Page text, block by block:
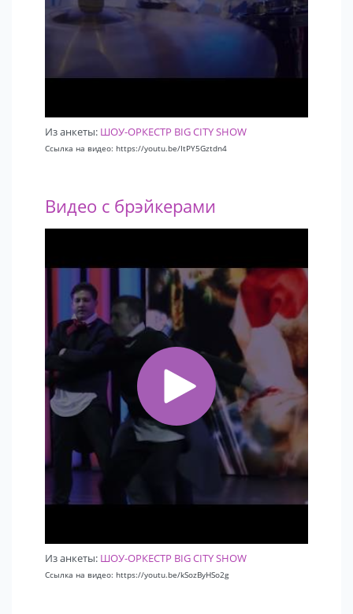
Уменьшенный состав 8 артистов:
Ритм секция (барабаны, бас, гитара, клавиши)
Духовая секция (2 духовых инструмента)
Из анкеты: ШОУ-ОРКЕСТР BIG CITY SHOW
Ссылка на видео: https://youtu.be/ItPY5Gztdn4
Видео с брэйкерами
Из анкеты: ШОУ-ОРКЕСТР BIG CITY SHOW
Ссылка на видео: https://youtu.be/kSozByHSo2g